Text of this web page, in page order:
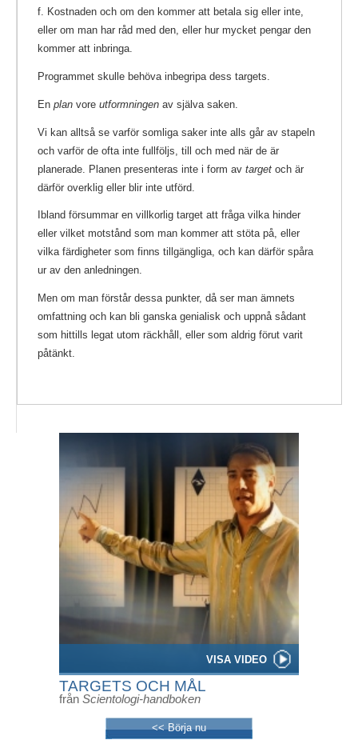
VISA VIDEO
TARGETS OCH MÅL
från Scientologi-handboken
<< Börja nu
f. Kostnaden och om den kommer att betala sig eller inte,
eller om man har råd med den, eller hur mycket pengar den
kommer att inbringa.
Programmet skulle behöva inbegripa dess targets.
En plan vore utformningen av själva saken.
Vi kan alltså se varför somliga saker inte alls går av stapeln
och varför de ofta inte fullföljs, till och med när de är
planerade. Planen presenteras inte i form av target och är
därför overklig eller blir inte utförd.
Ibland försummar en villkorlig target att fråga vilka hinder
eller vilket motstånd som man kommer att stöta på, eller
vilka färdigheter som finns tillgängliga, och kan därför spåra
ur av den anledningen.
Men om man förstår dessa punkter, då ser man ämnets
omfattning och kan bli ganska genialisk och uppnå sådant
som hittills legat utom räckhåll, eller som aldrig förut varit
påtänkt.